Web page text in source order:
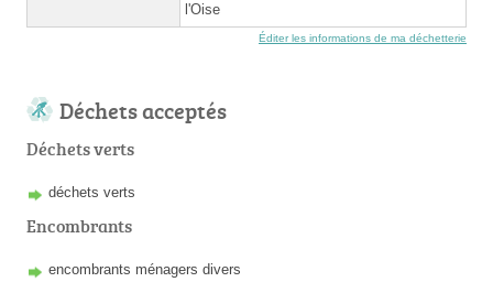
l'Oise
Éditer les informations de ma déchetterie
Déchets acceptés
Déchets verts
déchets verts
Encombrants
encombrants ménagers divers